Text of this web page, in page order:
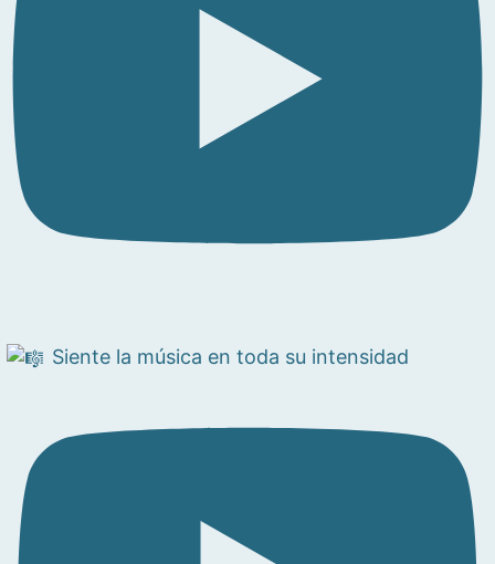
Siente la música en toda su intensidad